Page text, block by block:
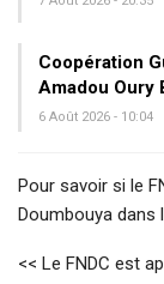
Coopération
Amadou Oury
6 Août 2026 - 10:04
Pour savoir si le
Doumbouya dans
<< Le FNDC est